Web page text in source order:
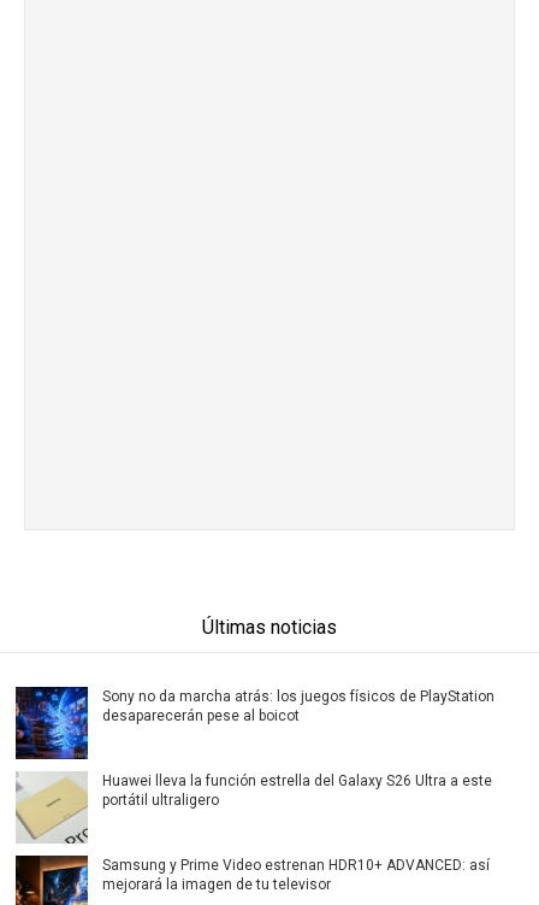
Últimas noticias
Sony no da marcha atrás: los juegos físicos de PlayStation
desaparecerán pese al boicot
Huawei lleva la función estrella del Galaxy S26 Ultra a este
portátil ultraligero
Samsung y Prime Video estrenan HDR10+ ADVANCED: así
mejorará la imagen de tu televisor